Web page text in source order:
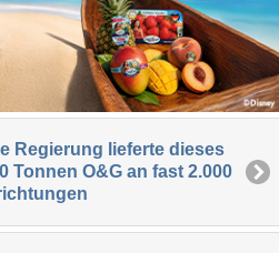
Regierung lieferte dieses
Tonnen O&G an fast 2.000